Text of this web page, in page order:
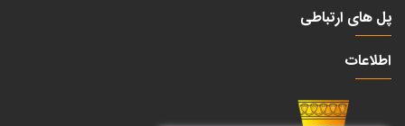
پل های ارتباطی
اطلاعات